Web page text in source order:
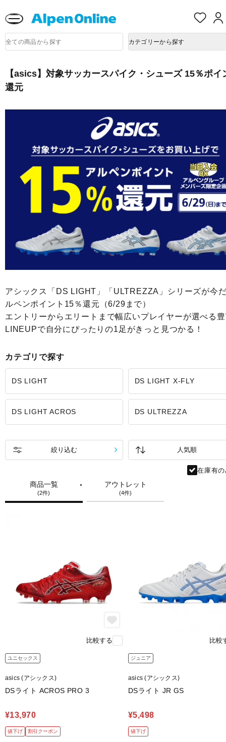
気
商
品
索
カテゴリーから探す
【asics】対象サッカースパイク・シューズ 15％ポイ
還元
アシックス「DS LIGHT」「ULTREZZA」シリーズが今
ルペンポイント15％還元（6/29まで）
エントリーからエリートまで幅広いプレイヤーが選べる
LINEUPで自分にぴったりの1足がきっと見つかる！
カテゴリで探す
DS LIGHT DS LIGHT X-FLY
DS LIGHT ACROS DS ULTREZZA
商品一覧
(2件)
アウトレット
(4件)
絞り込む
在庫有
比較する
ユニセックス
asics (アシックス)
DSライト ACROS PRO 3
¥13,970
値下げ 割引クーポン
比較
ジュニア
asics (アシックス)
DSライト JR GS
¥5,498
値下げ